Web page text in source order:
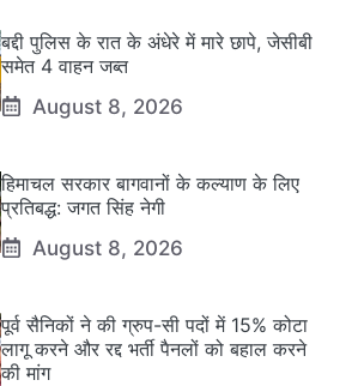
बद्दी पुलिस के रात के अंधेरे में मारे छापे, जेसीबी
समेत 4 वाहन जब्त
August 8, 2026
हिमाचल सरकार बागवानों के कल्याण के लिए
प्रतिबद्ध: जगत सिंह नेगी
August 8, 2026
पूर्व सैनिकों ने की ग्रुप-सी पदों में 15% कोटा
लागू करने और रद्द भर्ती पैनलों को बहाल करने
की मांग